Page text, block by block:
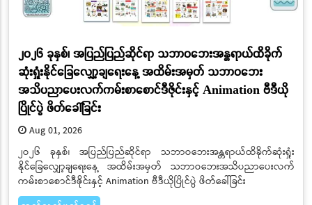
၂ဝ၂၆ ခုနှစ်၊ အပြည်ပြည်ဆိုင်ရာ သဘာဝဘေးအန္တရာယ်ထိခိုက်
ဆုံးရှုံးနိုင်ခြေလျှော့ချရေးနေ့ အထိမ်းအမှတ် သဘာဝဘေး
အသိပညာပေးလက်ကမ်းစာစောင်ဒီဇိုင်းနှင့် Animation ဗီဒီယို
ပြိုင်ပွဲ ဖိတ်ခေါ်ခြင်း
Aug 01, 2026
၂ဝ၂၆ ခုနှစ်၊ အပြည်ပြည်ဆိုင်ရာ သဘာဝဘေးအန္တရာယ်ထိခိုက်ဆုံးရှုံး
နိုင်ခြေလျှော့ချရေးနေ့ အထိမ်းအမှတ် သဘာဝဘေးအသိပညာပေးလက်
ကမ်းစာစောင်ဒီဇိုင်းနှင့် Animation ဗီဒီယိုပြိုင်ပွဲ ဖိတ်ခေါ်ခြင်း